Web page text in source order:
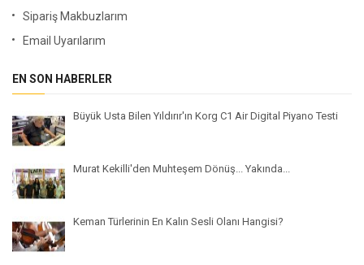
Sipariş Makbuzlarım
Email Uyarılarım
EN SON HABERLER
Büyük Usta Bilen Yıldırır'ın Korg C1 Air Digital Piyano Testi
Murat Kekilli'den Muhteşem Dönüş... Yakında...
Keman Türlerinin En Kalın Sesli Olanı Hangisi?